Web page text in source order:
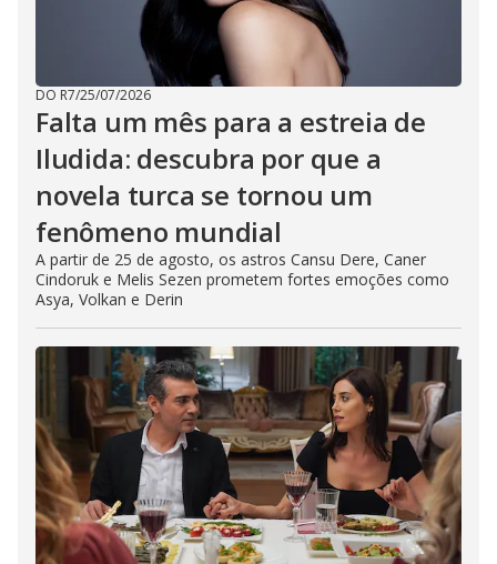
DO R7/25/07/2026
Falta um mês para a estreia de
Iludida: descubra por que a
novela turca se tornou um
fenômeno mundial
A partir de 25 de agosto, os astros Cansu Dere, Caner
Cindoruk e Melis Sezen prometem fortes emoções como
Asya, Volkan e Derin